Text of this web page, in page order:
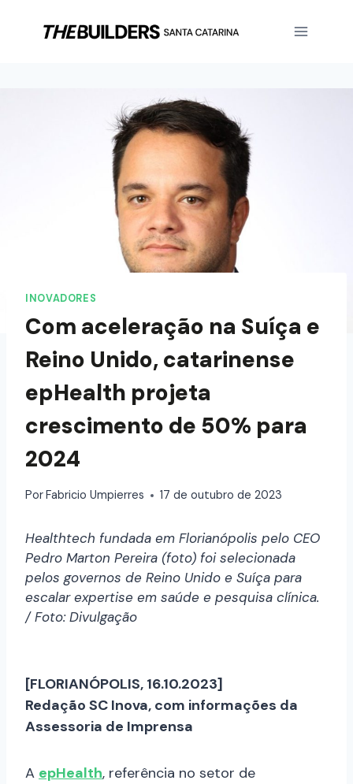
INOVADORES
Com aceleração na Suíça e
Reino Unido, catarinense
epHealth projeta
crescimento de 50% para
2024
PorFabricio Umpierres 17 de outubro de 2023
Healthtech fundada em Florianópolis pelo CEO
Pedro Marton Pereira (foto) foi selecionada
pelos governos de Reino Unido e Suíça para
escalar expertise em saúde e pesquisa clínica.
/ Foto: Divulgação
[FLORIANÓPOLIS, 16.10.2023]
Redação SC Inova, com informações da
Assessoria de Imprensa
A epHealth, referência no setor de